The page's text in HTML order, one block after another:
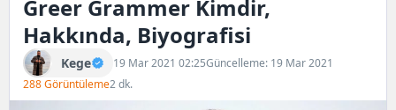
Greer Grammer Kimdir,
Hakkında, Biyografisi
Kege 19 Mar 2021 02:25Güncelleme: 19 Mar 2021
288 Görüntüleme2 dk.